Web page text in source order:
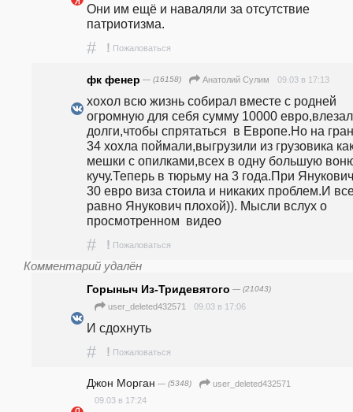
Они им ещё и наваляли за отсутствие
патриотизма.
# ! Пожаловаться
фк фенер — (16158) Анатолий Сулим 09.03 в 17:13
хохол всю жизнь собирал вместе с родней
огромную для себя сумму 10000
долги,чтобы спрятаться  в Европе.Но на
34 хохла поймали,выгрузили из грузовика
мешки с опилками,всех в одну большую
кучу.Теперь в тюрьму на 3 года.При
30 евро виза стоила и никаких проблем.И
равно Янукович плохой)). Мысли вслух о
просмотренном  видео
# ! Пожаловаться
Комментарий удалён
Горыныч Из-Тридевятого — (21043)
user_deleted432571 09.03 в 17:06
И сдохнуть
# ! Пожаловаться
Джон Морган — (5348)
user_deleted432571
09.03 в 17:24